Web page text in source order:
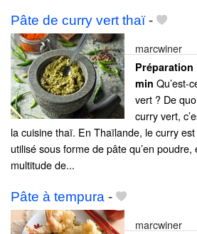
Pâte de curry vert thaï-
marcwiner
Préparation
min Qu’est-
vert ? De
curry vert,
la cuisine thaï. En Thaïlande, le curry
utilisé sous forme de pâte qu’en
multitude de...
Pâte à tempura -
marcwiner